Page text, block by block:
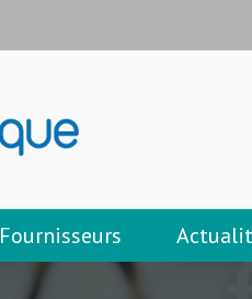
Fournisseurs